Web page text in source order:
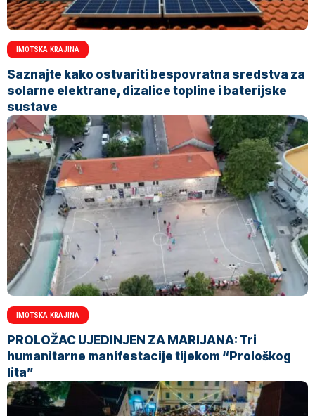
IMOTSKA KRAJINA
Saznajte kako ostvariti bespovratna sredstva za
solarne elektrane, dizalice topline i baterijske
sustave
IMOTSKA KRAJINA
PROLOŽAC UJEDINJEN ZA MARIJANA: Tri
humanitarne manifestacije tijekom “Prološkog
lita”